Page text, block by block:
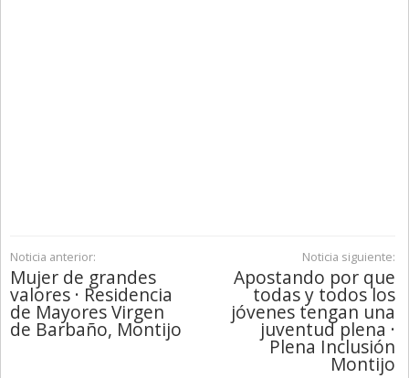
Noticia anterior:
Mujer de grandes
valores · Residencia
de Mayores Virgen
de Barbaño, Montijo
Noticia siguiente:
Apostando por que
todas y todos los
jóvenes tengan una
juventud plena ·
Plena Inclusión
Montijo